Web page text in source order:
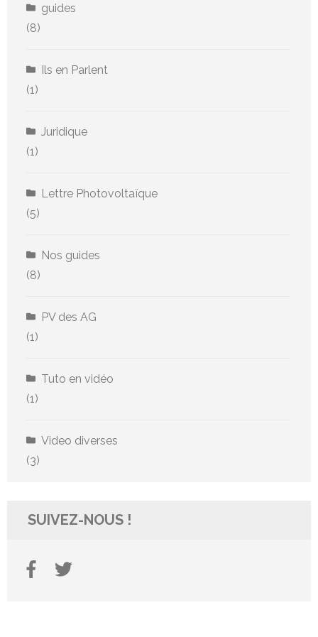
guides
(8)
Ils en Parlent
(1)
Juridique
(1)
Lettre Photovoltaïque
(5)
Nos guides
(8)
PV des AG
(1)
Tuto en vidéo
(1)
Video diverses
(3)
SUIVEZ-NOUS !